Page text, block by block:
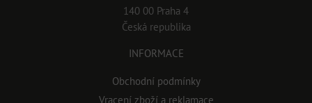
140 00 Praha 4
Česká republika
INFORMACE
Obchodní podmínky
Vracení zboží a reklamace